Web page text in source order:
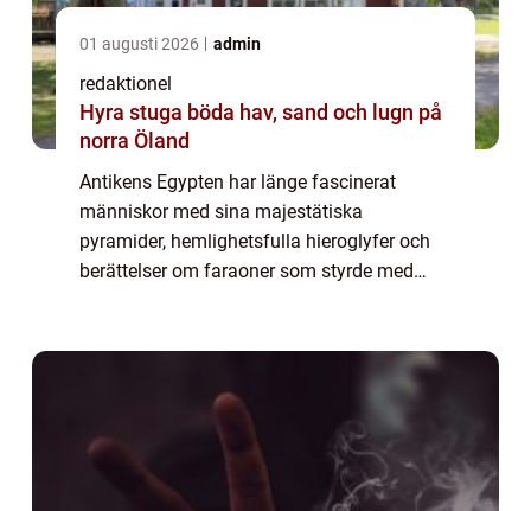
01 augusti 2026 admin
redaktionel
Hyra stuga böda hav, sand och lugn på
norra Öland
Antikens Egypten har länge fascinerat
människor med sina majestätiska
pyramider, hemlighetsfulla hieroglyfer och
berättelser om faraoner som styrde med